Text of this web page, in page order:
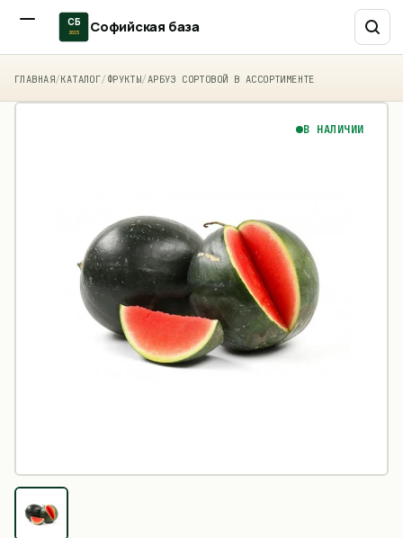
СБ
2015 Софийская база
ГЛАВНАЯ/КАТАЛОГ/ ФРУКТЫ/АРБУЗ СОРТОВОЙ В АССОРТИМЕНТЕ
В НАЛИЧИИ